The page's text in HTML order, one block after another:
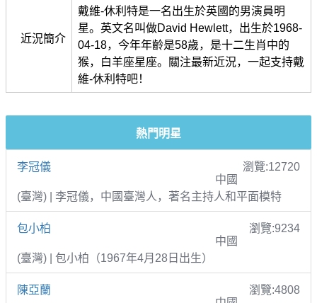
近況簡介
戴維-休利特是一名出生於英國的男演員明
星。英文名叫做David Hewlett，出生於1968-
04-18，今年年齡是58歲，是十二生肖中的
猴，白羊座星座。關注最新近況，一起支持戴
維-休利特吧！
熱門明星
李冠儀
瀏覽:12720
中國
(臺灣) | 李冠儀，中國臺灣人，著名主持人和平面模特
包小柏
瀏覽:9234
中國
(臺灣) | 包小柏（1967年4月28日出生）
陳亞蘭
瀏覽:4808